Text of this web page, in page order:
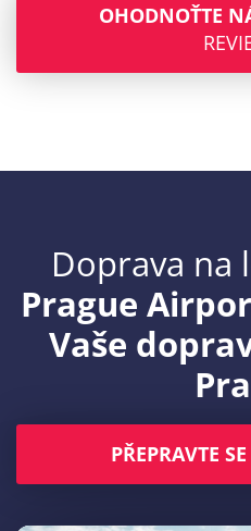
OHODNOŤTE
Doprava na
Prague
Vaše
PŘEPRAVTE